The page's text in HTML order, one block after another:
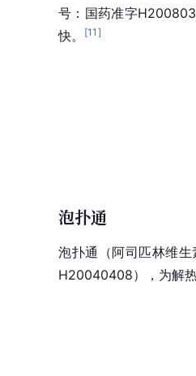
号：国药准字
快。
[11 ]
泡扑通
泡扑通（阿司匹林维生
H20040408），为解